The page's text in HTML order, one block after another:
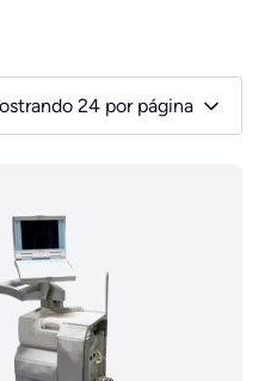
24 por página